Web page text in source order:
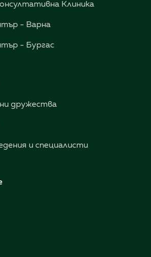
Клиника
- Варна
- Бургас
дружества
и специалисти